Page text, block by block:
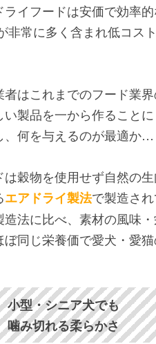
イフードは安価で効率
非常に多く含まれ低コス
はこれまでのフード業
い製品を一から作ること
、何を与えるのが最適か…
穀物を使用せず自然の
エアドライ製法で製造さ
法に比べ、素材の風味
同じ栄養価で愛犬・愛
小型・シニア犬でも
噛み切れる柔らかさ